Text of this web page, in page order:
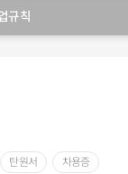
규칙
탄원서 차용증